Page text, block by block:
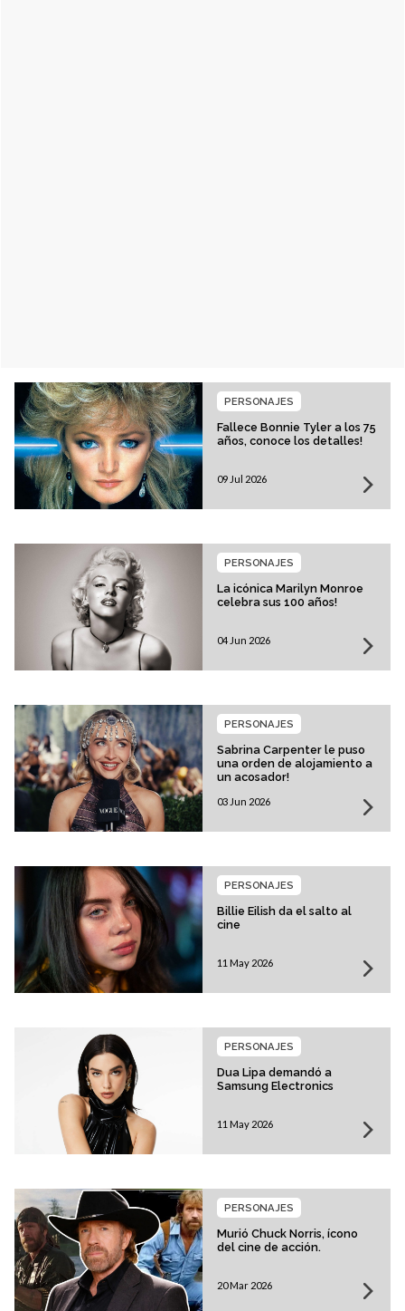
Fallece Bonnie Tyler a los 75
años, conoce los detalles!
PERSONAJES
09 Jul 2026
La icónica Marilyn Monroe
celebra sus 100 años!
PERSONAJES
04 Jun 2026
Sabrina Carpenter le puso
una orden de alojamiento a
un acosador!
PERSONAJES
03 Jun 2026
Billie Eilish da el salto al
cine
PERSONAJES
11 May 2026
Dua Lipa demandó a
Samsung Electronics
PERSONAJES
11 May 2026
Murió Chuck Norris, ícono
del cine de acción.
PERSONAJES
20 Mar 2026